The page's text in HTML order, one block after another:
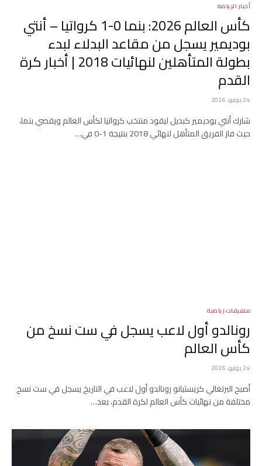
أخبار الرياضة
كأس العالم 2026: بنما 0-1 كرواتيا – أنتي
بوديمير يسجل من مقاعد البدلاء لبدء
بطولة المتأهلين لنهائيات 2018 | أخبار كرة
القدم
24 يونيو، 2026
شارك أنتي بوديمير كبديل ليقود منتخب كرواتيا لكأس العالم ويقصي بنما،
حيث فاز الفريق المتأهل لنهائي 2018 بنتيجة 1-0 في…
متفرقات رياضية
رونالدو أول لاعب يسجل في ست نسخ من
كأس العالم
24 يونيو، 2026
أصبح البرتغالي كريستيانو رونالدو أول لاعب في التاريخ يسجل في ست نسخ
مختلفة من نهائيات كأس العالم لكرة القدم، بعد…